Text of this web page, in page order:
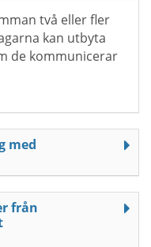
två eller fler
kan utbyta
de kommunicerar
med
från